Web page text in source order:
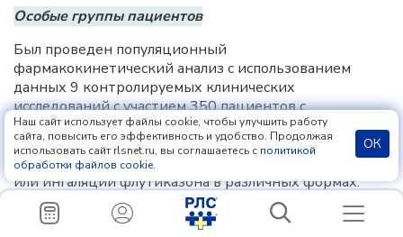
Особые группы пациентов
Был проведен популяционный
фармакокинетический анализ с использованием
данных 9 контролируемых клинических
исследований с участием 350 пациентов с
бронхиальной астмой в возрасте от 4 до 77 лет,
получавших в виде ингаляций комбинацию
салметерол + флутиказон в различных дозировках
или ингаляции флутиказона в различных формах.
Этот анализ не выявил клинически значимого
влияния возраста, пола, расы, массы тела,
или
Наш сайт использует файлы cookie, чтобы улучшить работу
сайта, повысить его эффективность и удобство. Продолжая
использовать сайт rlsnet.ru, вы соглашаетесь с политикой
обработки файлов cookie.
ОК